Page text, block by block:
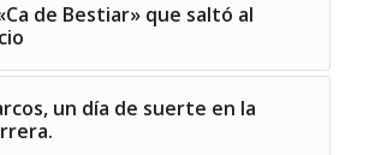
de Bestiar» que saltó al
un día de suerte en la